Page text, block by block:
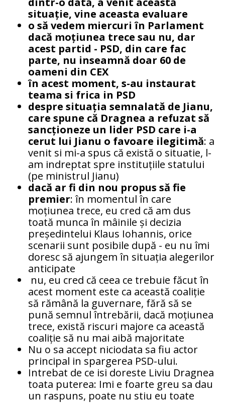
situație, vine aceasta evaluare
o să vedem miercuri în Parlament
dacă moțiunea trece sau nu, dar
acest partid - PSD, din care fac
parte, nu inseamnă doar 60 de
oameni din CEX
în acest moment, s-au instaurat
teama si frica in PSD
despre situația semnalată de Jianu,
care spune că Dragnea a refuzat să
sancționeze un lider PSD care i-a
cerut lui Jianu o favoare ilegitimă: a
venit si mi-a spus că există o situatie, l-
am indreptat spre instituțiile statului
(pe ministrul Jianu)
dacă ar fi din nou propus să fie
premier: în momentul în care
moțiunea trece, eu cred că am dus
toată munca în mâinile și decizia
președintelui Klaus Iohannis, orice
scenarii sunt posibile după - eu nu îmi
doresc să ajungem în situația alegerilor
anticipate
nu, eu cred că ceea ce trebuie făcut în
acest moment este ca această coaliție
să rămână la guvernare, fără să se
pună semnul întrebării, dacă moțiunea
trece, există riscuri majore ca această
coaliție să nu mai aibă majoritate
Nu o sa accept niciodata sa fiu actor
principal in spargerea PSD-ului.
Intrebat de ce isi doreste Liviu Dragnea
toata puterea: Imi e foarte greu sa dau
un raspuns, poate nu stiu eu toate